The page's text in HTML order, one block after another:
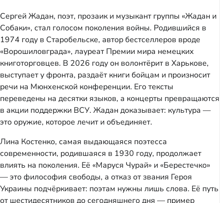
Сергей Жадан, поэт, прозаик и музыкант группы «Жадан и
Собаки», стал голосом поколения войны. Родившийся в
1974 году в Старобельске, автор бестселлеров вроде
«Ворошиловграда», лауреат Премии мира немецких
книготорговцев. В 2026 году он волонтёрит в Харькове,
выступает у фронта, раздаёт книги бойцам и произносит
речи на Мюнхенской конференции. Его тексты
переведены на десятки языков, а концерты превращаются
в акции поддержки ВСУ. Жадан доказывает: культура —
это оружие, которое лечит и объединяет.
Лина Костенко, самая выдающаяся поэтесса
современности, родившаяся в 1930 году, продолжает
влиять на поколения. Её «Маруся Чурай» и «Берестечко»
— это философия свободы, а отказ от звания Героя
Украины подчёркивает: поэтам нужны лишь слова. Её путь
от шестидесятников до сегодняшнего дня — пример